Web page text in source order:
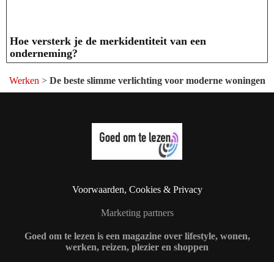
Hoe versterk je de merkidentiteit van een
onderneming?
Werken > De beste slimme verlichting voor moderne woningen
Voorwaarden, Cookies & Privacy
Marketing partners
Goed om te lezen is een magazine over lifestyle, wonen,
werken, reizen, plezier en shoppen